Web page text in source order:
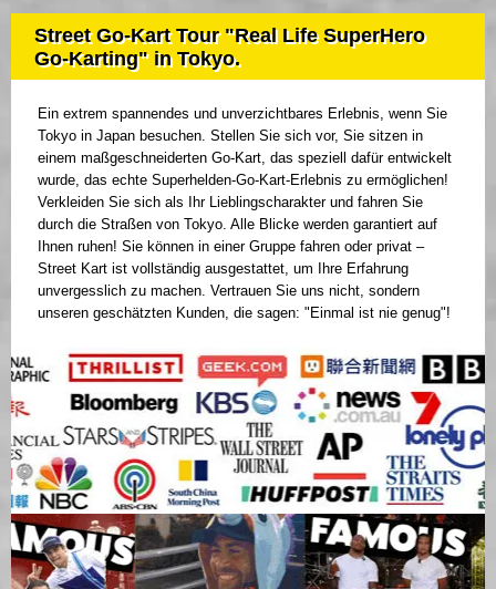
Street Go-Kart Tour "Real Life SuperHero
Go-Karting" in Tokyo.
Ein extrem spannendes und unverzichtbares Erlebnis, wenn Sie
Tokyo in Japan besuchen. Stellen Sie sich vor, Sie sitzen in
einem maßgeschneiderten Go-Kart, das speziell dafür entwickelt
wurde, das echte Superhelden-Go-Kart-Erlebnis zu ermöglichen!
Verkleiden Sie sich als Ihr Lieblingscharakter und fahren Sie
durch die Straßen von Tokyo. Alle Blicke werden garantiert auf
Ihnen ruhen! Sie können in einer Gruppe fahren oder privat –
Street Kart ist vollständig ausgestattet, um Ihre Erfahrung
unvergesslich zu machen. Vertrauen Sie uns nicht, sondern
unseren geschätzten Kunden, die sagen: "Einmal ist nie genug"!